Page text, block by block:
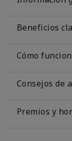
Beneficios
Cómo
Consejos de
Premios y